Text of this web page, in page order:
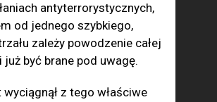
antyterrorystycznych,
od jednego szybkiego,
zależy powodzenie całej
już być brane pod uwagę.
z tego właściwe